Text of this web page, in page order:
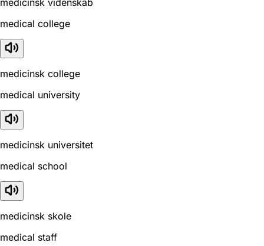
medical college
medicinsk college
medical university
medicinsk universitet
medical school
medicinsk skole
medical staff